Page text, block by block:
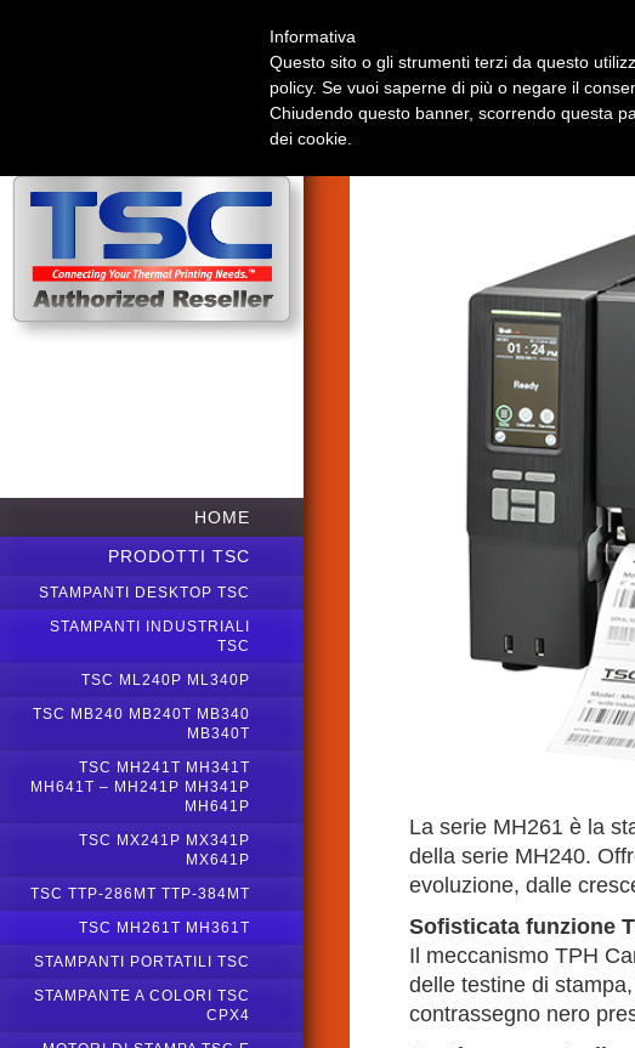
HOME
PRODOTTI TSC
STAMPANTI DESKTOP TSC
STAMPANTI INDUSTRIALI
TSC
TSC ML240P ML340P
TSC MB240 MB240T MB340
MB340T
TSC MH241T MH341T
MH641T – MH241P MH341P
MH641P
TSC MX241P MX341P
MX641P
TSC TTP-286MT TTP-384MT
TSC MH261T MH361T
STAMPANTI PORTATILI TSC
STAMPANTE A COLORI TSC
CPX4
TSC
La serie MH261 è la
della serie MH240.
evoluzione, dalle
Sofisticata funzione
Il meccanismo TPH
delle testine di
contrassegno nero
Informativa
Questo sito o gli strumenti terzi da questo
policy. Se vuoi saperne di più o negare il
Chiudendo questo banner, scorrendo questa
dei cookie.